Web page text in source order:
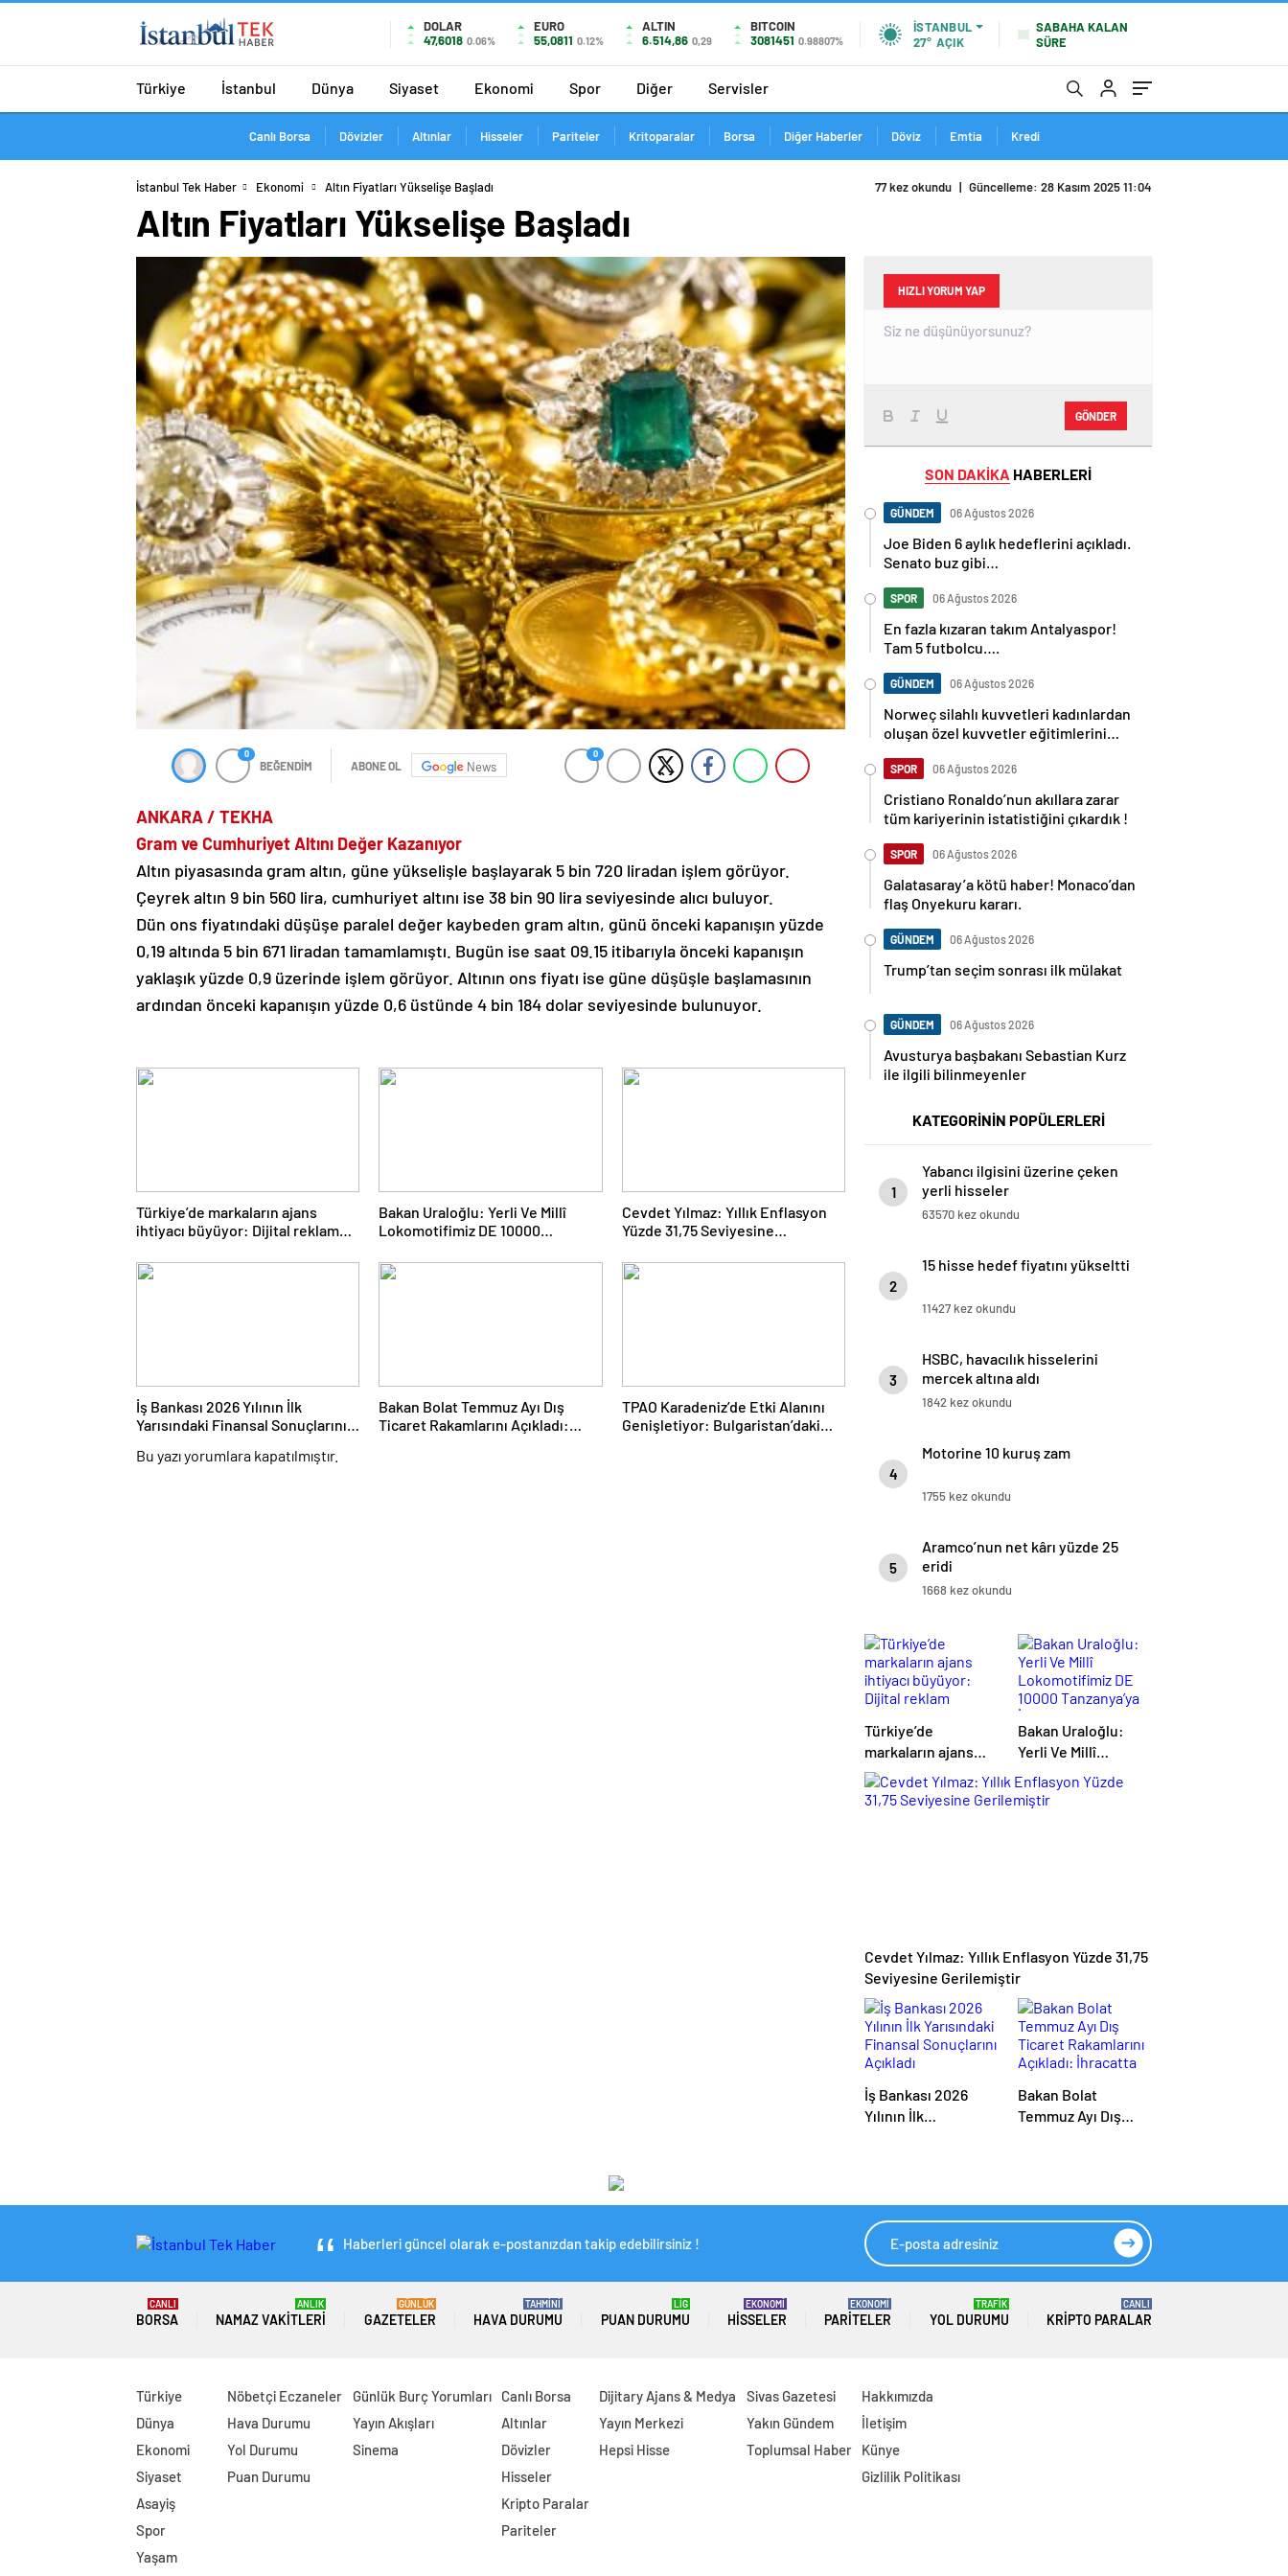
DOLAR
47,6018 0.06%
EURO
55,0811 0.12%
ALTIN
6.514,86 0,29
BITCOIN
3081451 0.98807%
İSTANBUL
27° AÇIK
SABAHA KALAN
SÜRE
Türkiye İstanbul Dünya Siyaset Ekonomi Spor Diğer Servisler
Canlı Borsa Dövizler Altınlar Hisseler Pariteler Kritoparalar Borsa Diğer Haberler Döviz Emtia Kredi
İstanbul Tek Haber Ekonomi Altın Fiyatları Yükselişe Başladı 77 kez okundu | Güncelleme: 28 Kasım 2025 11:04
Altın Fiyatları Yükselişe Başladı
0
BEĞENDİM ABONE OL News
0
ANKARA / TEKHA
Gram ve Cumhuriyet Altını Değer Kazanıyor
Altın piyasasında gram altın, güne yükselişle başlayarak 5 bin 720 liradan işlem görüyor.
Çeyrek altın 9 bin 560 lira, cumhuriyet altını ise 38 bin 90 lira seviyesinde alıcı buluyor.
Dün ons fiyatındaki düşüşe paralel değer kaybeden gram altın, günü önceki kapanışın yüzde
0,19 altında 5 bin 671 liradan tamamlamıştı. Bugün ise saat 09.15 itibarıyla önceki kapanışın
yaklaşık yüzde 0,9 üzerinde işlem görüyor. Altının ons fiyatı ise güne düşüşle başlamasının
ardından önceki kapanışın yüzde 0,6 üstünde 4 bin 184 dolar seviyesinde bulunuyor.
Türkiye’de markaların ajans
ihtiyacı büyüyor: Dijital reklam
Bakan Uraloğlu: Yerli Ve Millî
Lokomotifimiz DE 10000
Cevdet Yılmaz: Yıllık Enflasyon
Yüzde 31,75 Seviyesine
İş Bankası 2026 Yılının İlk
Yarısındaki Finansal Sonuçlarını
Bakan Bolat Temmuz Ayı Dış
Ticaret Rakamlarını Açıkladı:
TPAO Karadeniz’de Etki Alanını
Genişletiyor: Bulgaristan’daki
Bu yazı yorumlara kapatılmıştır.
HIZLI YORUM YAP
GÖNDER
SON DAKİKA HABERLERİ
GÜNDEM 06 Ağustos 2026
Joe Biden 6 aylık hedeflerini açıkladı.
Senato buz gibi…
SPOR 06 Ağustos 2026
En fazla kızaran takım Antalyaspor!
Tam 5 futbolcu….
GÜNDEM 06 Ağustos 2026
Norweç silahlı kuvvetleri kadınlardan
oluşan özel kuvvetler eğitimlerini
SPOR 06 Ağustos 2026
Cristiano Ronaldo’nun akıllara zarar
tüm kariyerinin istatistiğini çıkardık !
SPOR 06 Ağustos 2026
Galatasaray’a kötü haber! Monaco’dan
flaş Onyekuru kararı.
GÜNDEM 06 Ağustos 2026
Trump’tan seçim sonrası ilk mülakat
GÜNDEM 06 Ağustos 2026
Avusturya başbakanı Sebastian Kurz
ile ilgili bilinmeyenler
KATEGORİNİN POPÜLERLERİ
1
Yabancı ilgisini üzerine çeken
yerli hisseler
63570 kez okundu
2
15 hisse hedef fiyatını yükseltti
11427 kez okundu
3
HSBC, havacılık hisselerini
mercek altına aldı
1842 kez okundu
4
Motorine 10 kuruş zam
1755 kez okundu
5
Aramco’nun net kârı yüzde 25
eridi
1668 kez okundu
Türkiye’de
markaların ajans
ihtiyacı büyüyor:
Dijital reklam
yatırımları 158
Bakan Uraloğlu:
Yerli Ve Millî
Lokomotifimiz DE
10000 Tanzanya’ya
İhraç Edildi
Cevdet Yılmaz: Yıllık Enflasyon Yüzde 31,75
Seviyesine Gerilemiştir
İş Bankası 2026
Yılının İlk
Bakan Bolat
Temmuz Ayı Dış
Haberleri güncel olarak e-postanızdan takip edebilirsiniz !
BORSA
CANLI
NAMAZ VAKITLERI
ANLIK
GAZETELER
GÜNLÜK
HAVA DURUMU
TAHMİNİ
PUAN DURUMU
LİG
HISSELER
EKONOMİ
PARITELER
EKONOMİ
YOL DURUMU
TRAFİK
KRIPTO PARALAR
CANLI
Türkiye
Dünya
Ekonomi
Siyaset
Asayiş
Spor
Yaşam
Nöbetçi Eczaneler
Hava Durumu
Yol Durumu
Puan Durumu
Günlük Burç Yorumları
Yayın Akışları
Sinema
Canlı Borsa
Altınlar
Dövizler
Hisseler
Kripto Paralar
Pariteler
Dijitary Ajans & Medya
Yayın Merkezi
Hepsi Hisse
Sivas Gazetesi
Yakın Gündem
Toplumsal Haber
Hakkımızda
İletişim
Künye
Gizlilik Politikası